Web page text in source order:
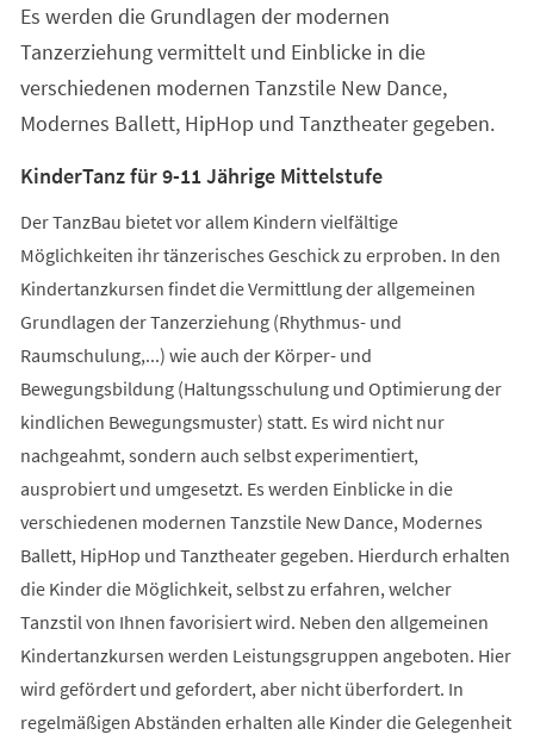
Es werden die Grundlagen der modernen
Tanzerziehung vermittelt und Einblicke in die
verschiedenen modernen Tanzstile New Dance,
Modernes Ballett, HipHop und Tanztheater gegeben.
KinderTanz für 9-11 Jährige Mittelstufe
Der TanzBau bietet vor allem Kindern vielfältige
Möglichkeiten ihr tänzerisches Geschick zu erproben. In den
Kindertanzkursen findet die Vermittlung der allgemeinen
Grundlagen der Tanzerziehung (Rhythmus- und
Raumschulung,...) wie auch der Körper- und
Bewegungsbildung (Haltungsschulung und Optimierung der
kindlichen Bewegungsmuster) statt. Es wird nicht nur
nachgeahmt, sondern auch selbst experimentiert,
ausprobiert und umgesetzt. Es werden Einblicke in die
verschiedenen modernen Tanzstile New Dance, Modernes
Ballett, HipHop und Tanztheater gegeben. Hierdurch erhalten
die Kinder die Möglichkeit, selbst zu erfahren, welcher
Tanzstil von Ihnen favorisiert wird. Neben den allgemeinen
Kindertanzkursen werden Leistungsgruppen angeboten. Hier
wird gefördert und gefordert, aber nicht überfordert. In
regelmäßigen Abständen erhalten alle Kinder die Gelegenheit